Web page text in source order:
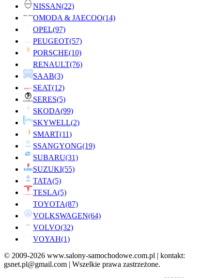
NISSAN(22)
OMODA & JAECOO(14)
OPEL(97)
PEUGEOT(57)
PORSCHE(10)
RENAULT(76)
SAAB(3)
SEAT(12)
SERES(5)
SKODA(99)
SKYWELL(2)
SMART(11)
SSANGYONG(19)
SUBARU(31)
SUZUKI(55)
TATA(5)
TESLA(5)
TOYOTA(87)
VOLKSWAGEN(64)
VOLVO(32)
VOYAH(1)
© 2009-2026 www.salony-samochodowe.com.pl | kontakt:
gsnet.pl@gmail.com | Wszelkie prawa zastrzeżone.